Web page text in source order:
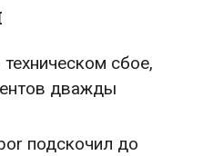
сбое,
дважды
подскочил до